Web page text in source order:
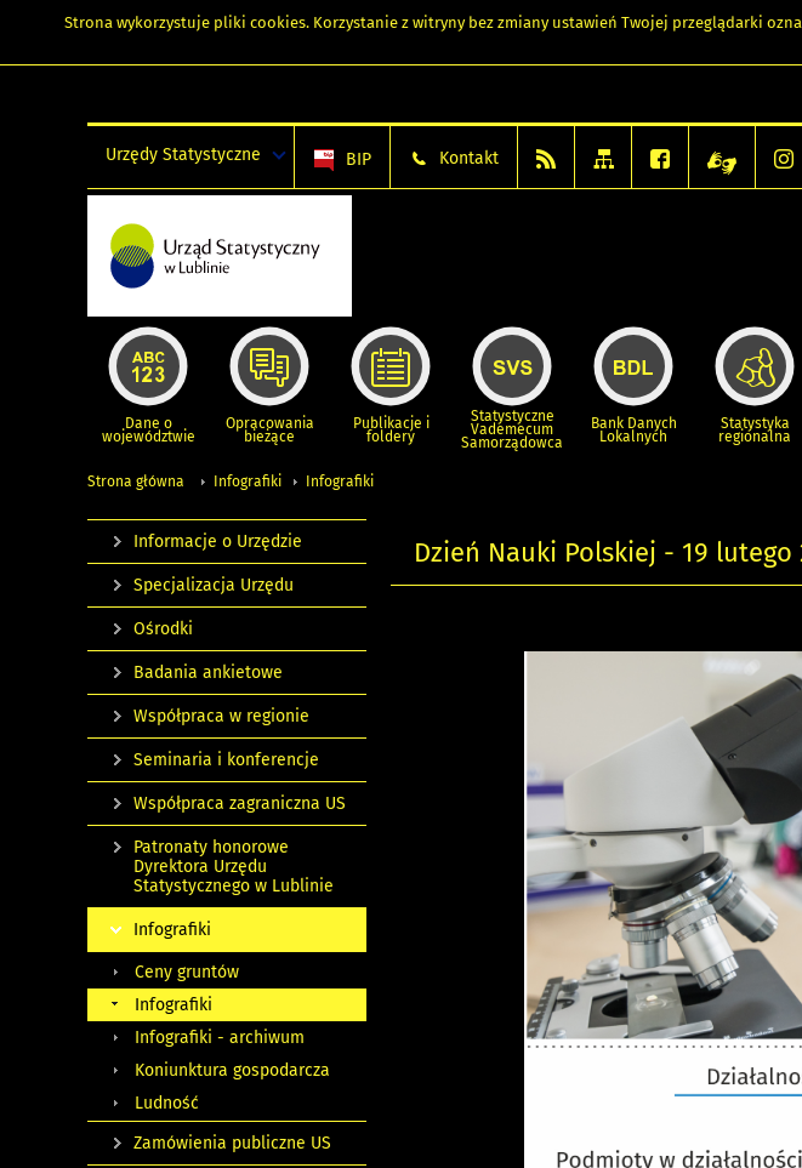
Strona wykorzystuje pliki cookies. Korzystanie z witryny bez zmiany ustawień Twojej przeglądarki
Urzędy Statystyczne BIP Kontakt
Dane o
województwie
Opracowania
bieżące
Publikacje i
foldery
Statystyczne
Vademecum
Samorządowca
Bank Danych
Lokalnych
Statystyka
regionalna
Strona główna Infografiki Infografiki
Dzień Nauki Polskiej - 19 lutego
Informacje o Urzędzie
Specjalizacja Urzędu
Ośrodki
Badania ankietowe
Współpraca w regionie
Seminaria i konferencje
Współpraca zagraniczna US
Patronaty honorowe
Dyrektora Urzędu
Statystycznego w Lublinie
Infografiki
Ceny gruntów
Infografiki
Infografiki - archiwum
Koniunktura gospodarcza
Ludność
Zamówienia publiczne US